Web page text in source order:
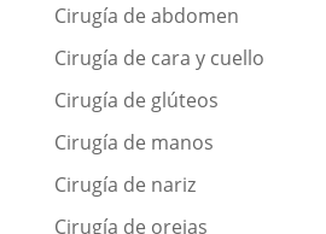
Cirugía de abdomen
Cirugía de cara y cuello
Cirugía de glúteos
Cirugía de manos
Cirugía de nariz
Cirugía de orejas